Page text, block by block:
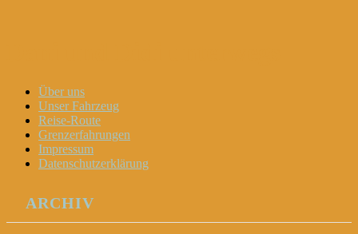
Menu
Widgets
Search
Skip
content
Über uns
Unser Fahrzeug
Reise-Route
Grenzerfahrungen
Impressum
Datenschutzerklärung
ARCHIV